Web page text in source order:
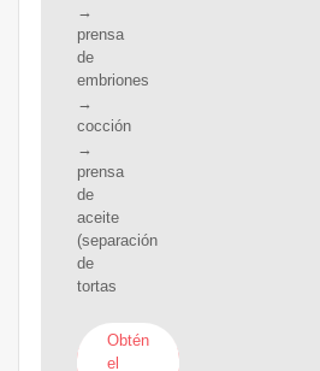
→
prensa
de
embriones
→
cocción
→
prensa
de
aceite
(separación
de
tortas
Obtén
el